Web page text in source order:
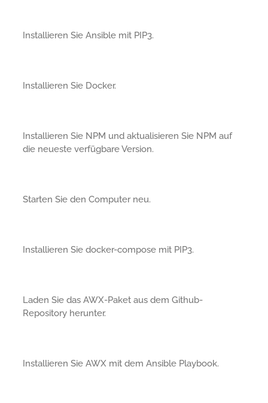
Installieren Sie Ansible mit PIP3.
Installieren Sie Docker.
Installieren Sie NPM und aktualisieren Sie NPM auf
die neueste verfügbare Version.
Starten Sie den Computer neu.
Installieren Sie docker-compose mit PIP3.
Laden Sie das AWX-Paket aus dem Github-
Repository herunter.
Installieren Sie AWX mit dem Ansible Playbook.